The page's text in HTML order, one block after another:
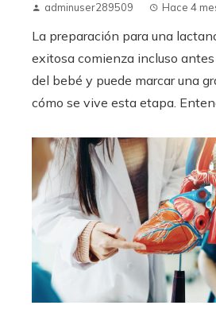
adminuser289509 Hace 4
La preparación para una
exitosa comienza incluso
del bebé y puede marcar una
cómo se vive esta etapa.